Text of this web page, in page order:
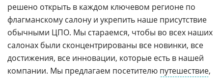
решено открыть в каждом ключевом регионе по
флагманскому салону и укрепить наше присутствие
обычными ЦПО. Мы стараемся, чтобы во всех наших
салонах были сконцентрированы все новинки, все
достижения, все инновации, которые есть в нашей
компании. Мы предлагаем посетителю путешествие,